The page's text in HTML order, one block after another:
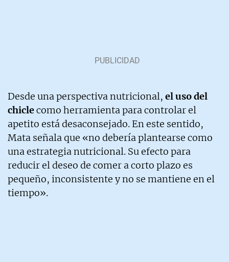
Desde una perspectiva nutricional, el uso del
chiclecomo herramienta para controlar el
apetito está desaconsejado. En este sentido,
Mata señala que «no debería plantearse como
una estrategia nutricional. Su efecto para
reducir el deseo de comer a corto plazo es
pequeño, inconsistente y no se mantiene en el
tiempo».